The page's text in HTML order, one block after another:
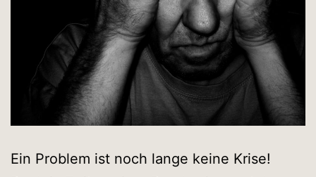
Ein Problem ist noch lange keine Krise!